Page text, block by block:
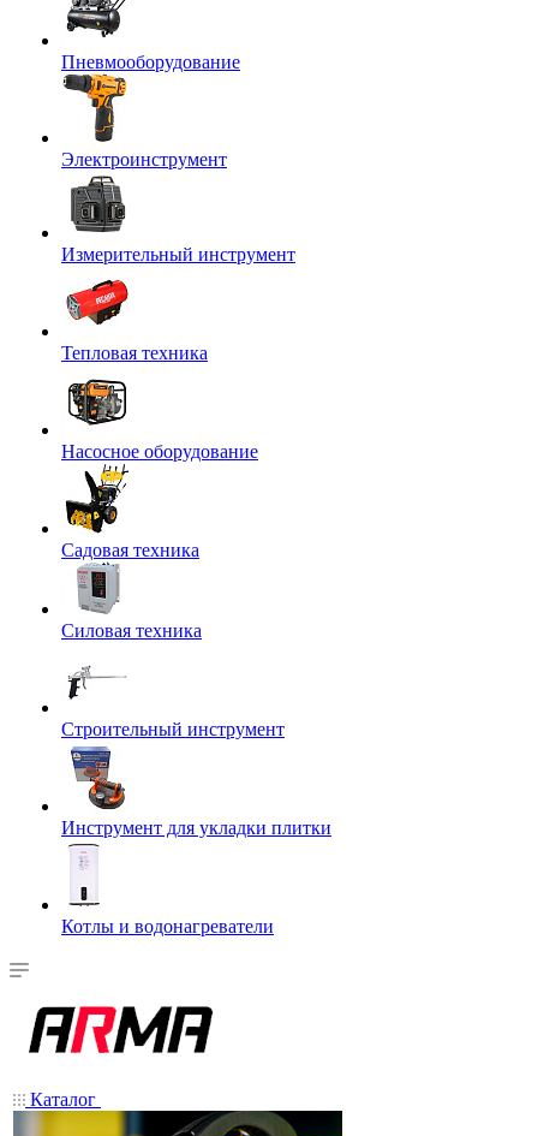
Пневмооборудование
Электроинструмент
Измерительный инструмент
Тепловая техника
Насосное оборудование
Садовая техника
Силовая техника
Строительный инструмент
Инструмент для укладки плитки
Котлы и водонагреватели
Каталог